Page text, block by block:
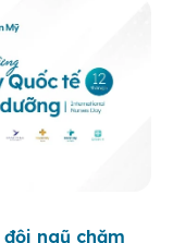
ngũ chăm